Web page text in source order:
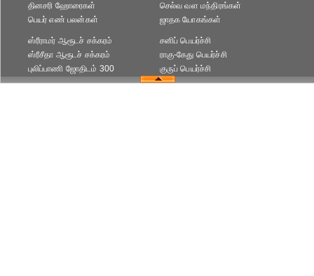
தினசரி ஹோரைகள்
பெயர் எண் பலன்கள்
செல்வ வள மந்திரங்கள்
ஜாதக யோகங்கள்
ஸ்ரீராமர் ஆரூடச் சக்கரம்
ஸ்ரீசீதா ஆரூடச் சக்கரம்
புலிப்பாணி ஜோதிடம் 300
சனிப் பெயர்ச்சி
ராகு-கேது பெயர்ச்சி
குருப் பெயர்ச்சி